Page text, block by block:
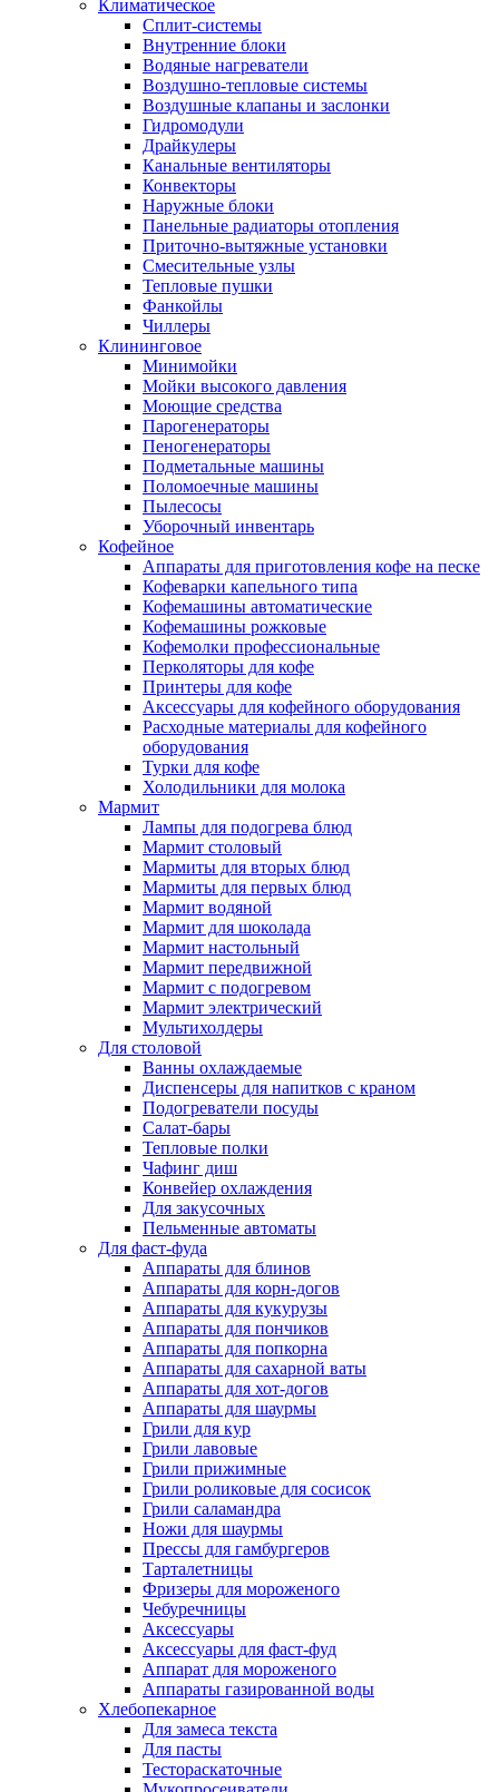
Климатическое
Сплит-системы
Внутренние блоки
Водяные нагреватели
Воздушно-тепловые системы
Воздушные клапаны и заслонки
Гидромодули
Драйкулеры
Канальные вентиляторы
Конвекторы
Наружные блоки
Панельные радиаторы отопления
Приточно-вытяжные установки
Смесительные узлы
Тепловые пушки
Фанкойлы
Чиллеры
Клининговое
Минимойки
Мойки высокого давления
Моющие средства
Парогенераторы
Пеногенераторы
Подметальные машины
Поломоечные машины
Пылесосы
Уборочный инвентарь
Кофейное
Аппараты для приготовления кофе на песке
Кофеварки капельного типа
Кофемашины автоматические
Кофемашины рожковые
Кофемолки профессиональные
Перколяторы для кофе
Принтеры для кофе
Аксессуары для кофейного оборудования
Расходные материалы для кофейного
оборудования
Турки для кофе
Холодильники для молока
Мармит
Лампы для подогрева блюд
Мармит столовый
Мармиты для вторых блюд
Мармиты для первых блюд
Мармит водяной
Мармит для шоколада
Мармит настольный
Мармит передвижной
Мармит с подогревом
Мармит электрический
Мультихолдеры
Для столовой
Ванны охлаждаемые
Диспенсеры для напитков с краном
Подогреватели посуды
Салат-бары
Тепловые полки
Чафинг диш
Конвейер охлаждения
Для закусочных
Пельменные автоматы
Для фаст-фуда
Аппараты для блинов
Аппараты для корн-догов
Аппараты для кукурузы
Аппараты для пончиков
Аппараты для попкорна
Аппараты для сахарной ваты
Аппараты для хот-догов
Аппараты для шаурмы
Грили для кур
Грили лавовые
Грили прижимные
Грили роликовые для сосисок
Грили саламандра
Ножи для шаурмы
Прессы для гамбургеров
Тарталетницы
Фризеры для мороженого
Чебуречницы
Аксессуары
Аксессуары для фаст-фуд
Аппарат для мороженого
Аппараты газированной воды
Хлебопекарное
Для замеса текста
Для пасты
Тестораскаточные